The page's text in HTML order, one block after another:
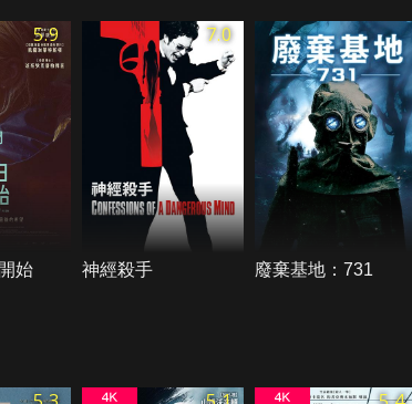
5.9
始
7.0
神經殺手 廢棄基地：731